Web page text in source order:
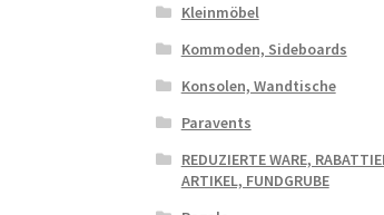
Kleinmöbel
Kommoden, Sideboards
Konsolen, Wandtische
Paravents
REDUZIERTE WARE,
ARTIKEL, FUNDGRUBE